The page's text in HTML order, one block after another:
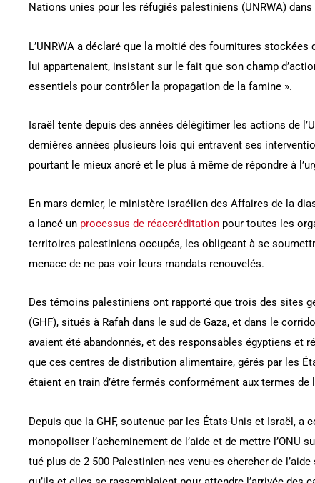
Nations unies pour les réfugiés palestiniens (UNRWA)
L’UNRWA a déclaré que la moitié des fournitures stockées
lui appartenaient, insistant sur le fait que son champ
essentiels pour contrôler la propagation de la famine ».
Israël tente depuis des années délégitimer les actions de
dernières années plusieurs lois qui entravent ses
pourtant le mieux ancré et le plus à même de répondre à
En mars dernier, le ministère israélien des Affaires de la
a lancé un processus de réaccréditation pour toutes les
territoires palestiniens occupés, les obligeant à se
menace de ne pas voir leurs mandats renouvelés.
Des témoins palestiniens ont rapporté que trois des sites
(GHF), situés à Rafah dans le sud de Gaza, et dans le
avaient été abandonnés, et des responsables égyptiens et
que ces centres de distribution alimentaire, gérés par les
étaient en train d’être fermés conformément aux termes de
Depuis que la GHF, soutenue par les États-Unis et Israël, a
monopoliser l’acheminement de l’aide et de mettre l’ONU
tué plus de 2 500 Palestinien-nes venu-es chercher de